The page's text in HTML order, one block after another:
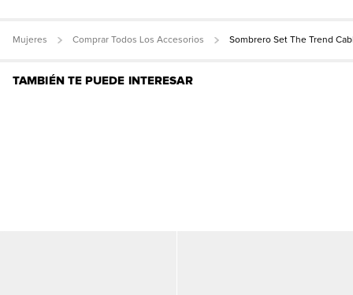
Mujeres Comprar Todos Los Accesorios Sombrero Set The Trend
TAMBIÉN TE PUEDE INTERESAR